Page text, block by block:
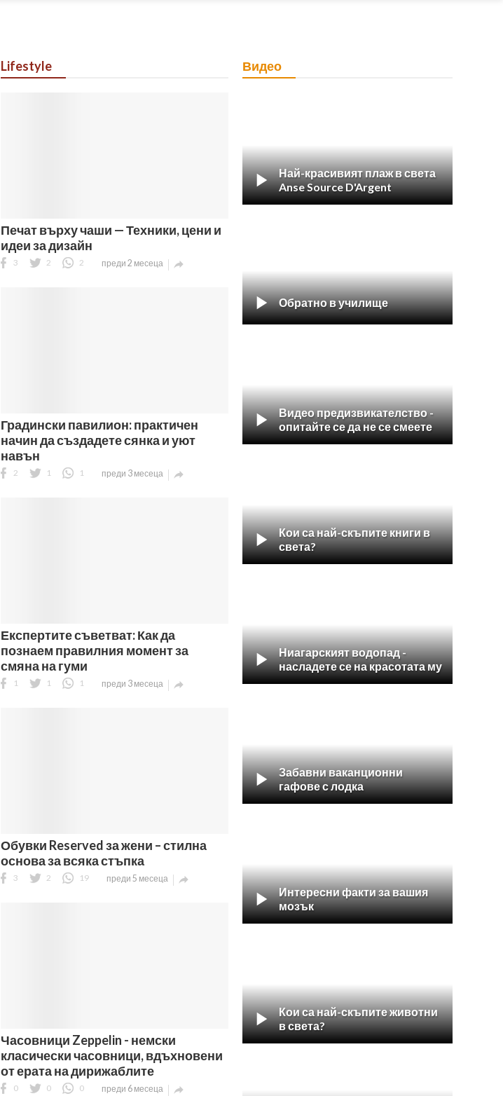
Lifestyle
Печат върху чаши — Техники, цени и
идеи за дизайн
3 2 2 преди 2 месеца 
Градински павилион: практичен
начин да създадете сянка и уют
навън
2 1 1 преди 3 месеца 
Експертите съветват: Как да
познаем правилния момент за
смяна на гуми
1 1 1 преди 3 месеца 
Обувки Reserved за жени – стилна
основа за всяка стъпка
3 2 19 преди 5 месеца 
Часовници Zeppelin - немски
класически часовници, вдъхновени
от ерата на дирижаблите
0 0 0 преди 6 месеца 
Видео
 Най-красивият плаж в света
Anse Source D'Argent
 Обратно в училище
 Видео предизвикателство -
опитайте се да не се смеете
 Кои са най-скъпите книги в
света?
 Ниагарският водопад -
насладете се на красотата му
 Забавни ваканционни
гафове с лодка
 Интересни факти за вашия
мозък
 Кои са най-скъпите животни
в света?